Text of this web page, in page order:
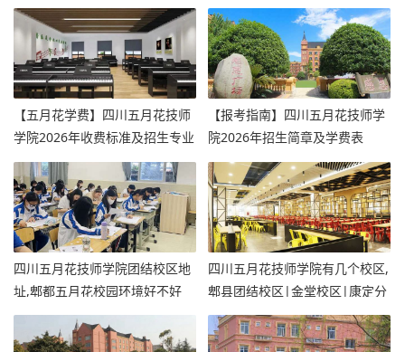
【五月花学费】四川五月花技师
学院2026年收费标准及招生专业
【报考指南】四川五月花技师学
院2026年招生简章及学费表
四川五月花技师学院团结校区地
址,郫都五月花校园环境好不好
四川五月花技师学院有几个校区,
郫县团结校区|金堂校区|康定分
校